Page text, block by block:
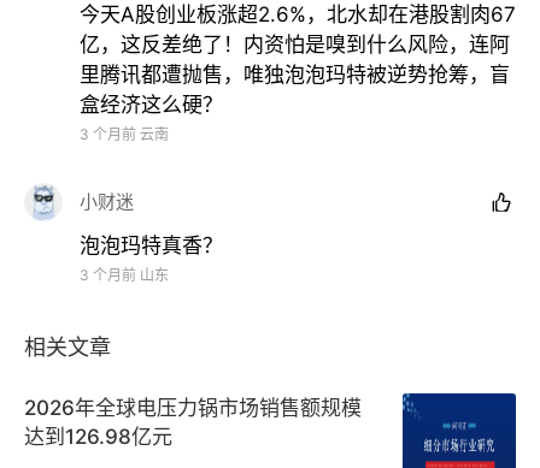
今天A股创业板涨超2.6%，北水却在港股割肉67
亿，这反差绝了！内资怕是嗅到什么风险，连阿
里腾讯都遭抛售，唯独泡泡玛特被逆势抢筹，盲
盒经济这么硬？
3 个月前 云南
小财迷 
泡泡玛特真香？
3 个月前 山东
相关文章
2026年全球电压力锅市场销售额规模
达到126.98亿元